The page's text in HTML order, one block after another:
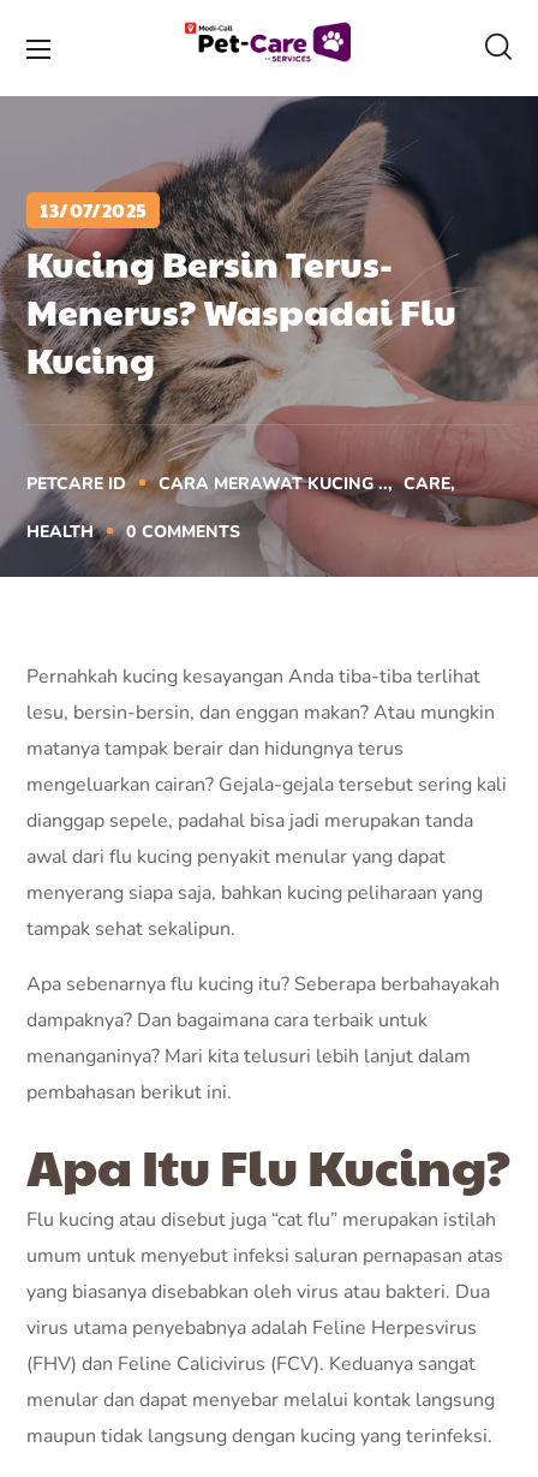
13/07/2025
Kucing Bersin Terus-
Menerus? Waspadai Flu
Kucing
PETCARE ID CARA MERAWAT KUCING .. CARE
HEALTH 0 COMMENTS
Pernahkah kucing kesayangan Anda tiba-tiba terlihat
lesu, bersin-bersin, dan enggan makan? Atau mungkin
matanya tampak berair dan hidungnya terus
mengeluarkan cairan? Gejala-gejala tersebut sering kali
dianggap sepele, padahal bisa jadi merupakan tanda
awal dari flu kucing penyakit menular yang dapat
menyerang siapa saja, bahkan kucing peliharaan yang
tampak sehat sekalipun.
Apa sebenarnya flu kucing itu? Seberapa berbahayakah
dampaknya? Dan bagaimana cara terbaik untuk
menanganinya? Mari kita telusuri lebih lanjut dalam
pembahasan berikut ini.
Apa Itu Flu Kucing?
Flu kucing atau disebut juga “cat flu” merupakan istilah
umum untuk menyebut infeksi saluran pernapasan atas
yang biasanya disebabkan oleh virus atau bakteri. Dua
virus utama penyebabnya adalah Feline Herpesvirus
(FHV) dan Feline Calicivirus (FCV). Keduanya sangat
menular dan dapat menyebar melalui kontak langsung
maupun tidak langsung dengan kucing yang terinfeksi.